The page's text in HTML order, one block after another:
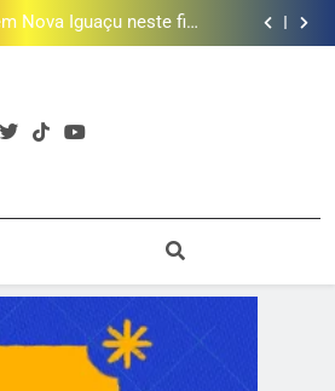
de semana
campanha de Dia dos
Pais
por ano na Baixada
Nova Iguaçu neste fim
campanha de Dia dos
por ano na Baixada